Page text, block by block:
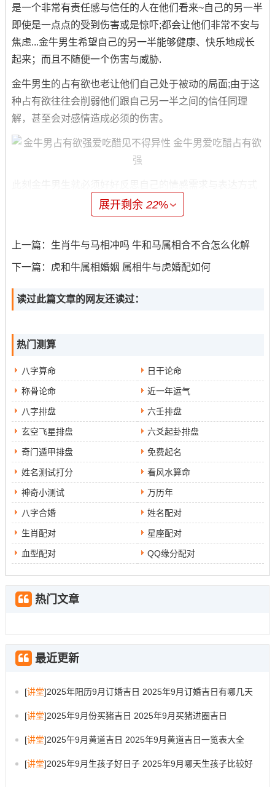
是一个非常有责任感与信任的人在他们看来~自己的另一半
即使是一点点的受到伤害或是惊吓;都会让他们非常不安与
焦虑...金牛男生希望自己的另一半能够健康、快乐地成长
起来；而且不随便一个伤害与威胁.
金牛男生的占有欲也老让他们自己处于被动的局面;由于这
种占有欲往往会削弱他们跟自己另一半之间的信任同理
解，甚至会对感情造成必须的伤害。
学会放下部分不必要的忌妒与猜忌~给予自己的另一半更多
自由跟信任。而对于另一半来说也需要学会理解跟包容金
中是十分常见的 这是相信与被信任、在共同的关系中难免
产生的一种情感需求.即便如此金牛男生也需要学会掌控自
半更多自由与信任。在双才能够互相包容与理解的基础上
两个人的感情关系才能够进一步稳定、美满、让彼此幸福
地度过每一天...
展开剩余22%
上一篇： 生肖牛与马相冲吗 牛和马属相合不合怎么化解
下一篇： 虎和牛属相婚姻 属相牛与虎婚配如何
读过此篇文章的网友还读过：
热门测算
八字算命 日干论命
称骨论命 近一年运气
八字排盘 六壬排盘
玄空飞星排盘 六爻起卦排盘
奇门遁甲排盘 免费起名
姓名测试打分 看风水算命
神奇小测试 万历年
八字合婚 姓名配对
生肖配对 星座配对
血型配对 QQ缘分配对
热门文章
最近更新
[讲堂]2025年阳历9月订婚吉日 2025年9月订婚吉日有哪几天
[讲堂]2025年9月份买猪吉日 2025年9月买猪进圈吉日
[讲堂]2025午9月黄道吉日 2025年9月黄道吉日一览表大全
[讲堂]2025年9月生孩子好日子 2025年9月哪天生孩子比较好